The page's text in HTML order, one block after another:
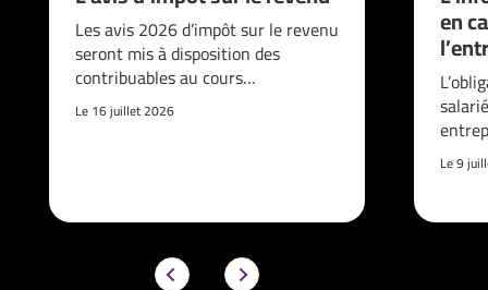
Les avis 2026 d’impôt sur le revenu
seront mis à disposition des
contribuables au cours…
Le 16 juillet 2026
en
Le 9